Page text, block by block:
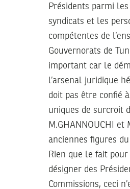
Présidents parmi
syndicats et les
compétentes de
Gouvernorats de
important car le
l’arsenal juridique
doit pas être confié
uniques de surcroit
M.GHANNOUCHI et
anciennes figures
Rien que le fait pour
désigner des
Commissions, ceci